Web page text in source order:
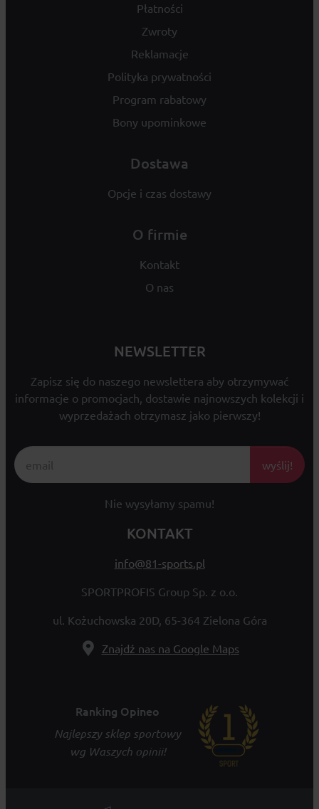
Płatności
Zwroty
Reklamacje
Polityka prywatności
Program rabatowy
Bony upominkowe
Dostawa
Opcje i czas dostawy
O firmie
Kontakt
O nas
NEWSLETTER
Zapisz się do naszego newslettera aby otrzymywać
informacje o promocjach, dostawie najnowszych kolekcji i
wyprzedażach otrzymasz jako pierwszy!
wyślij!
Nie wysyłamy spamu!
KONTAKT
info@81-sports.pl
SPORTPROFIS Group Sp. z o.o.
ul. Kożuchowska 20D, 65-364 Zielona Góra
Znajdź nas na Google Maps
Ranking Opineo
Najlepszy sklep sportowy
wg Waszych opinii!